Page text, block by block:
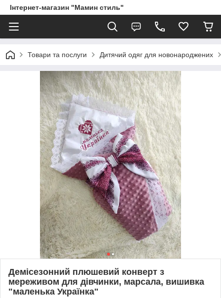
Інтернет-магазин "Мамин стиль"
Товари та послуги Дитячий одяг для новонароджених
Демісезонний плюшевий конверт з
мереживом для дівчинки, марсала, вишивка
"маленька Українка"